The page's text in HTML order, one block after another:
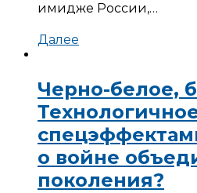
имидже России,…
Далее
Черно-белое,
о войне
поколения?